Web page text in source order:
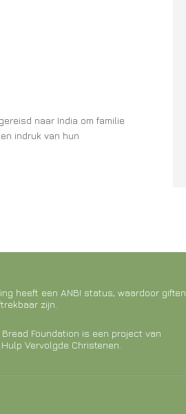
naar India om familie
indruk van hun
heeft een ANBI status, waardoor giften
zijn.
Bread Foundation is een project van
Vervolgde Christenen.